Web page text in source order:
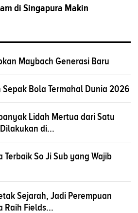
di Singapura Makin
Maybach Generasi Baru
Sepak Bola Termahal Dunia 2026
Lidah Mertua dari Satu
di...
Terbaik So Ji Sub yang Wajib
Sejarah, Jadi Perempuan
Raih Fields...